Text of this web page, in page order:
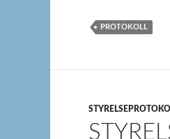
PROTOKOLL